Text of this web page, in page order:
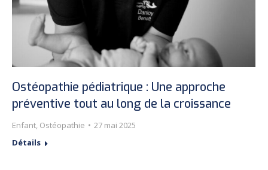
Ostéopathie pédiatrique : Une approche
préventive tout au long de la croissance
Enfant, Ostéopathie
27 mai 2025
Détails